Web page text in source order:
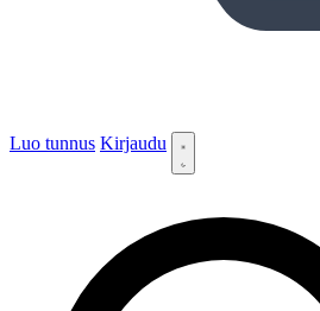
Luo tunnus Kirjaudu